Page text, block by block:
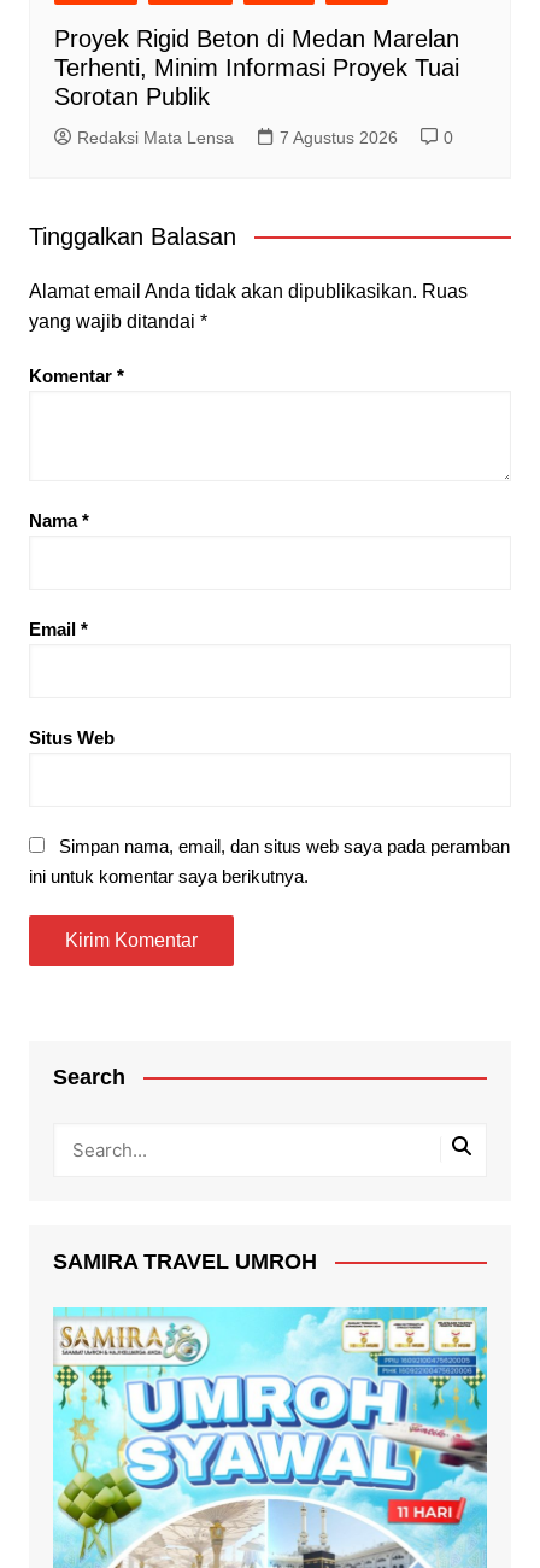
Proyek Rigid Beton di Medan Marelan
Terhenti, Minim Informasi Proyek Tuai
Sorotan Publik
Redaksi Mata Lensa 7 Agustus 2026 0
Tinggalkan Balasan
Alamat email Anda tidak akan dipublikasikan. Ruas
yang wajib ditandai *
Komentar *
Nama*
Email *
Situs Web
Simpan nama, email, dan situs web saya pada peramban
ini untuk komentar saya berikutnya.
Search
SAMIRA TRAVEL UMROH